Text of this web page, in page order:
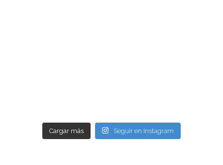
Cargar más Seguir en Instagram